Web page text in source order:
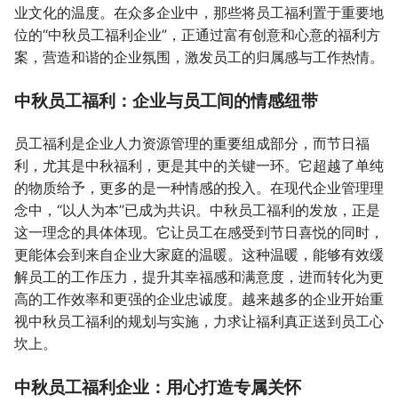
业文化的温度。在众多企业中，那些将员工福利置于重要地
位的“中秋员工福利企业”，正通过富有创意和心意的福利方
案，营造和谐的企业氛围，激发员工的归属感与工作热情。
中秋员工福利：企业与员工间的情感纽带
员工福利是企业人力资源管理的重要组成部分，而节日福
利，尤其是中秋福利，更是其中的关键一环。它超越了单纯
的物质给予，更多的是一种情感的投入。在现代企业管理理
念中，“以人为本”已成为共识。中秋员工福利的发放，正是
这一理念的具体体现。它让员工在感受到节日喜悦的同时，
更能体会到来自企业大家庭的温暖。这种温暖，能够有效缓
解员工的工作压力，提升其幸福感和满意度，进而转化为更
高的工作效率和更强的企业忠诚度。越来越多的企业开始重
视中秋员工福利的规划与实施，力求让福利真正送到员工心
坎上。
中秋员工福利企业：用心打造专属关怀